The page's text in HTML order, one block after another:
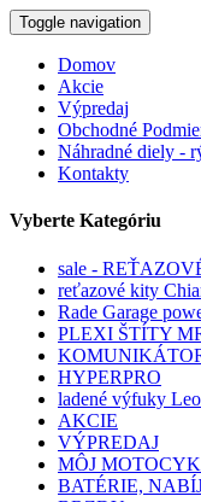
Toggle navigation
Domov
Akcie
Výpredaj
Obchodné
Náhradné diely -
Kontakty
Vyberte Kategóriu
sale -
reťazové kity
Rade Garage
PLEXI ŠTÍTY
HYPERPRO
ladené výfuky
AKCIE
VÝPREDAJ
MÔJ
BATÉRIE,